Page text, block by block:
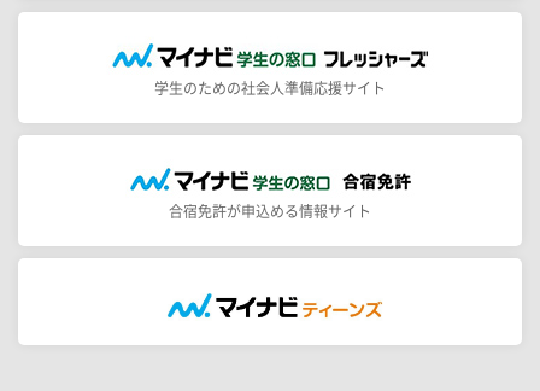
学生のための社会人準備応援サイト
合宿免許が申込める情報サイト